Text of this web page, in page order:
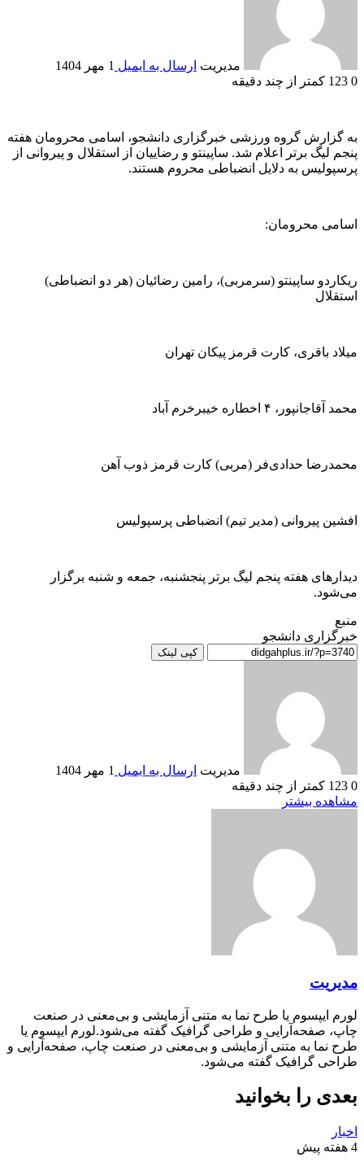
مدیریت ارسال به ایمیل 1 مهر 1404
0
کمتر از چند دقیقه
به گزارش گروه ورزشی خبرگزاری دانشجو، اسامی محرومان هفته
پنجم لیگ برتر اعلام شد. ساپینتو و رضاییان از استقلال و پیروانی از
پرسپولیس به دلایل انضباطی محروم هستند.
اسامی محرومان:
ریکاردو ساپینتو (سرمربی)، رامین رضائیان (هر دو انضباطی)
استقلال
میلاد باقری، کارت قرمز پیکان تهران
محمد آقاجانپور، ۴ اخطاره خیبرخرم آباد
محمدرضا حدادی‌فر (مربی) کارت قرمز ذوب آهن
افشین پیروانی (مدیر تیم) انضباطی پرسپولیس
دیدار‌های هفته پنجم لیگ برتر پنجشنبه، جمعه و شنبه برگزار
می‌شود.
منبع
خبرگزاری دانشجو
کپی لینک
مدیریت ارسال به ایمیل 1 مهر 1404
0
کمتر از چند دقیقه
مشاهده بیشتر
مدیریت
لورم ایپسوم یا طرح‌ نما به متنی آزمایشی و بی‌معنی در صنعت
چاپ، صفحه‌آرایی و طراحی گرافیک گفته می‌شود.لورم ایپسوم یا
طرح‌ نما به متنی آزمایشی و بی‌معنی در صنعت چاپ، صفحه‌آرایی و
طراحی گرافیک گفته می‌شود.
بعدی را بخوانید
اخبار
4 هفته پیش